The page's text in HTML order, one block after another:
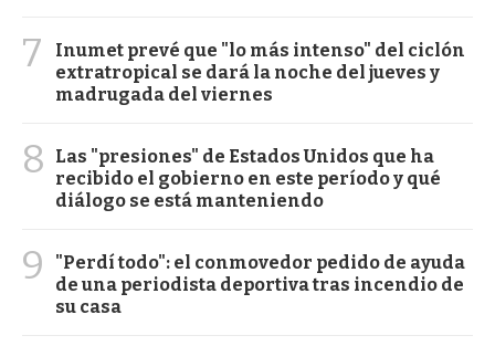
7
Inumet prevé que "lo más intenso" del ciclón
extratropical se dará la noche del jueves y
madrugada del viernes
8
Las "presiones" de Estados Unidos que ha
recibido el gobierno en este período y qué
diálogo se está manteniendo
9
"Perdí todo": el conmovedor pedido de ayuda
de una periodista deportiva tras incendio de
su casa